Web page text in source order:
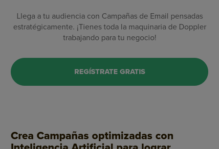
Llega a tu audiencia con Campañas de Email pensadas
estratégicamente. ¡Tienes toda la maquinaria de Doppler
trabajando para tu negocio!
REGÍSTRATE GRATIS
Crea Campañas optimizadas con